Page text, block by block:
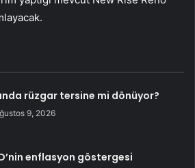
rüzgar tersine mi dönüyor?
9, 2026
enflasyon göstergesi